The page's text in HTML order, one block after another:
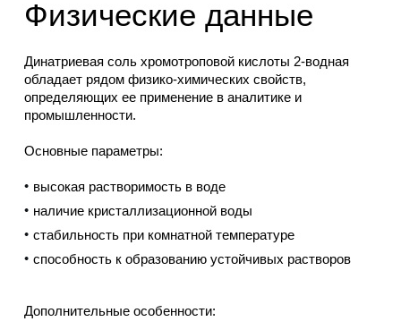
Физические данные
Динатриевая соль хромотроповой кислоты 2-водная
обладает рядом физико-химических свойств,
определяющих ее применение в аналитике и
промышленности.
Основные параметры:
высокая растворимость в воде
наличие кристаллизационной воды
стабильность при комнатной температуре
способность к образованию устойчивых растворов
Дополнительные особенности: